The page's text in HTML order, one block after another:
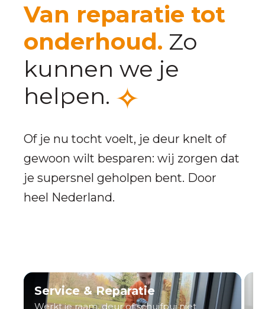
Van reparatie tot
onderhoud. Zo
kunnen we je
helpen.
Of je nu tocht voelt, je deur knelt of
gewoon wilt besparen: wij zorgen dat
je supersnel geholpen bent. Door
heel Nederland.
Service & Reparatie
Werkt je raam, deur of schuifpui niet